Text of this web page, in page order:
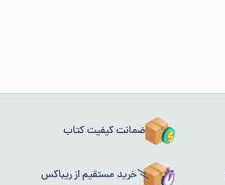
ضمانت کیفیت کتاب
خرید مستقیم از ریباکس